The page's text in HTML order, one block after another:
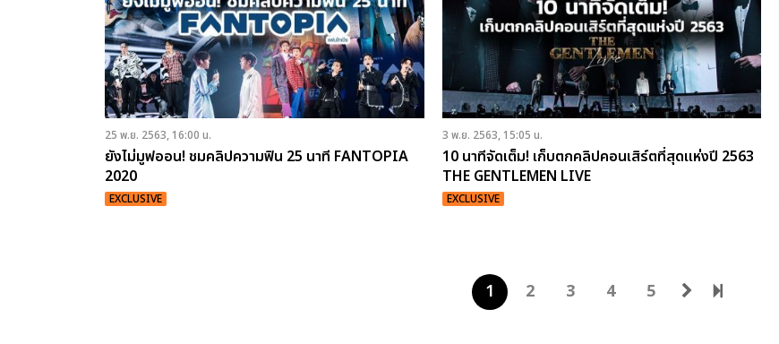
25 พ.ย. 2563, 16:00 น.
ยังไม่มูฟออน! ชมคลิปความฟิน 25 นาที FANTOPIA
2020
EXCLUSIVE
3 พ.ย. 2563, 15:05 น.
10 นาทีจัดเต็ม! เก็บตกคลิปคอนเสิร์ตที่สุดแห่งปี 2563
THE GENTLEMEN LIVE
EXCLUSIVE
1 2 3 4 5